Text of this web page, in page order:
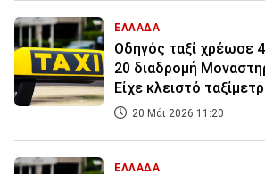
ΕΛΛΑΔΑ
Οδηγός ταξί χρέωσε
20 διαδρομή
Είχε κλειστό
20 Μάι 2026 11:20
ΕΛΛΑΔΑ